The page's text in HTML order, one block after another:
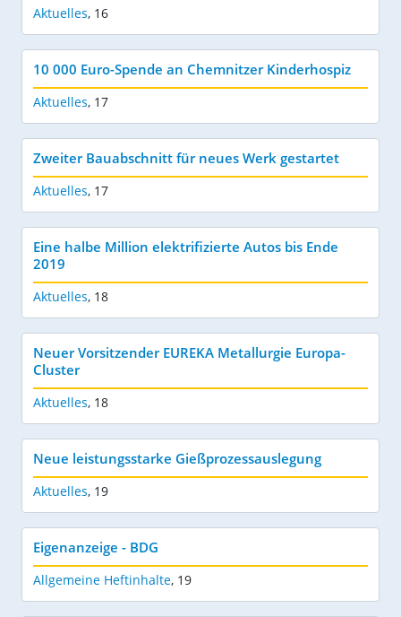
Aktuelles, 16
10 000 Euro-Spende an Chemnitzer Kinderhospiz
Aktuelles, 17
Zweiter Bauabschnitt für neues Werk gestartet
Aktuelles, 17
Eine halbe Million elektrifizierte Autos bis Ende
2019
Aktuelles, 18
Neuer Vorsitzender EUREKA Metallurgie Europa-
Cluster
Aktuelles, 18
Neue leistungsstarke Gießprozessauslegung
Aktuelles, 19
Eigenanzeige - BDG
Allgemeine Heftinhalte, 19